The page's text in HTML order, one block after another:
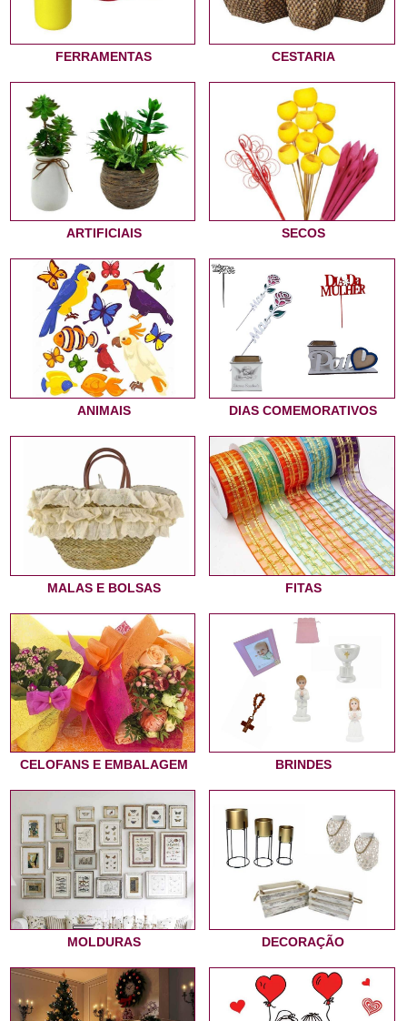
FERRAMENTAS CESTARIA
ARTIFICIAIS SECOS
ANIMAIS DIAS COMEMORATIVOS
MALAS E BOLSAS FITAS
CELOFANS E EMBALAGEM BRINDES
MOLDURAS DECORAÇÃO